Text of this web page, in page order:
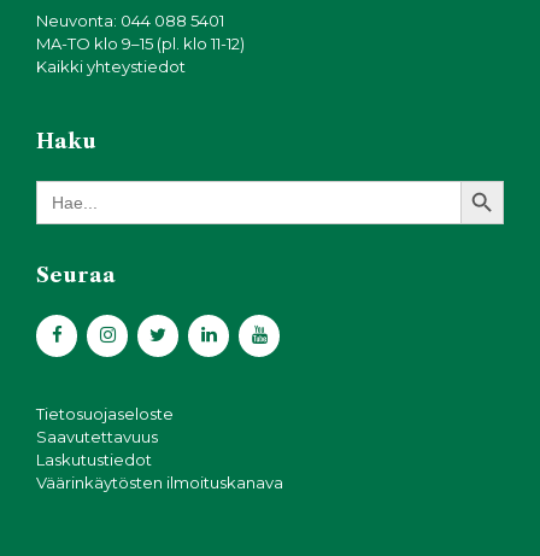
Neuvonta: 044 088 5401
MA-TO klo 9–15 (pl. klo 11-12)
Kaikki yhteystiedot
Haku
Search
for:
Search Button
Seuraa
Tietosuojaseloste
Saavutettavuus
Laskutustiedot
Väärinkäytösten ilmoituskanava